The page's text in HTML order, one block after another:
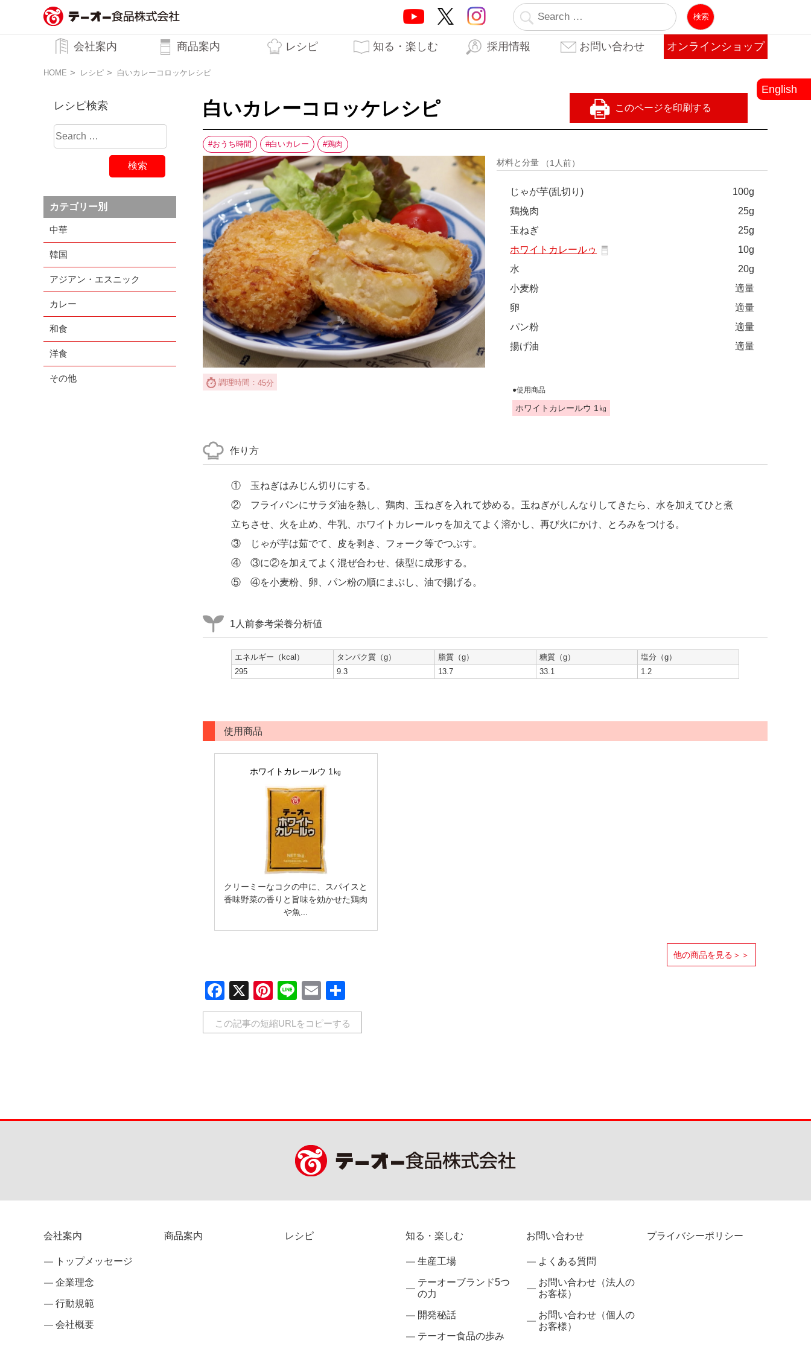
業
務用調味料・香辛料メーカーのテーオ
ー食品株式会社
会社案内 商品案内 レシピ 知る・楽しむ 採用情報 お問い合わせ オンラインショップ
English
HOME レシピ 白いカレーコロッケレシピ
レシピ検索
カテゴリー別
中華
韓国
アジアン・エスニック
カレー
和食
洋食
その他
白いカレーコロッケレシピ
おうち時間 白いカレー 鶏肉
調理時間： 45分
材料と分量 （1人前）
じゃが芋(乱切り)
100g
鶏挽肉
25g
玉ねぎ
25g
ホワイトカレールゥ
10g
水
20g
小麦粉
適量
卵
適量
パン粉
適量
揚げ油
適量
●使用商品
ホワイトカレールウ 1㎏
作り方
① 玉ねぎはみじん切りにする。
② フライパンにサラダ油を熱し、鶏肉、玉ねぎを入れて炒める。玉ねぎがしんなりしてきたら、水を加えてひと煮
立ちさせ、火を止め、牛乳、ホワイトカレールゥを加えてよく溶かし、再び火にかけ、とろみをつける。
③ じゃが芋は茹でて、皮を剥き、フォーク等でつぶす。
④ ③に②を加えてよく混ぜ合わせ、俵型に成形する。
⑤ ④を小麦粉、卵、パン粉の順にまぶし、油で揚げる。
1人前参考栄養分析値
エネルギー（kcal） タンパク質（g） 脂質（g） 糖質（g）
塩分（g）
295
9.3 13.7 33.1 1.2
使用商品
ホワイトカレールウ 1㎏
クリーミーなコクの中に、スパイスと
香味野菜の香りと旨味を効かせた鶏肉
や魚...
他の商品を見る＞＞
Facebook
X Pinterest
LineEmail
有
この記事の短縮URLをコピーする
会社案内
トップメッセージ
企業理念
行動規範
会社概要
商品案内 レシピ 知る・楽しむ
生産工場
テーオーブランド5つ
の力
開発秘話
テーオー食品の歩み
お問い合わせ
よくある質問
お問い合わせ（法人の
お客様）
お問い合わせ（個人の
お客様）
プライバシーポリシー